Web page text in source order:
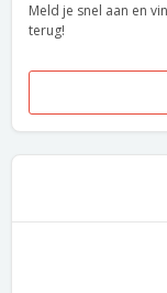
Meld je snel aan en
terug!